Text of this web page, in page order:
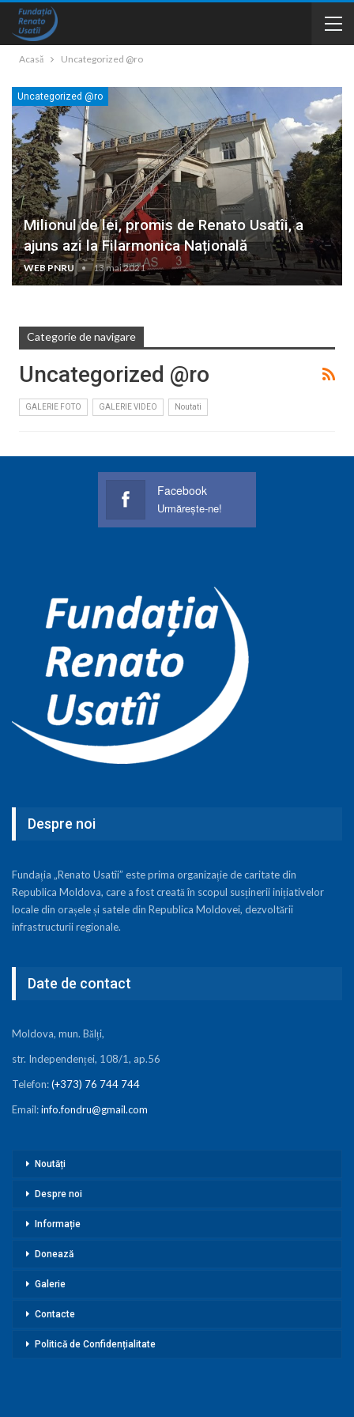
Acasă Uncategorized @ro
Uncategorized @ro
Milionul de lei, promis de Renato Usatîi, a
ajuns azi la Filarmonica Națională
WEB PNRU 13 mai 2021
Categorie de navigare
Uncategorized @ro
GALERIE FOTO GALERIE VIDEO Noutati
Facebook
Urmărește-ne!
Despre noi
Fundația „Renato Usatîi” este prima organizație de caritate din
Republica Moldova, care a fost creată în scopul susținerii inițiativelor
locale din orașele și satele din Republica Moldovei, dezvoltării
infrastructurii regionale.
Date de contact
Moldova, mun. Bălți,
str. Independenței, 108/1, ap.56
Telefon:(+373) 76 744 744
Email:info.fondru@gmail.com
Noutăți
Despre noi
Informație
Donează
Galerie
Contacte
Politică de Confidențialitate